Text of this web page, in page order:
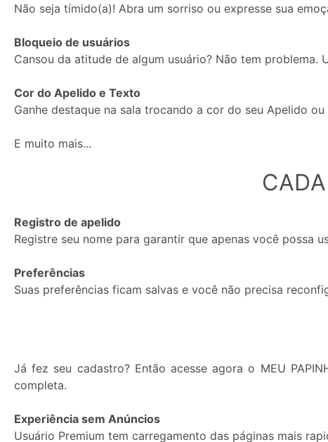
de
Janela
Status:
Não seja tímido(a)! Abra um sorriso ou expresse sua
Bloqueio de usuários
Cansou da atitude de algum usuário? Não tem problema.
Cor do Apelido e Texto
Ganhe destaque na sala trocando a cor do seu Apelido ou
E muito mais...
Registro de apelido
Registre seu nome para garantir que apenas você possa
Preferências
Suas preferências ficam salvas e você não precisa
Já fez seu cadastro? Então acesse agora o MEU
completa.
Experiência sem Anúncios
Usuário Premium tem carregamento das páginas mais